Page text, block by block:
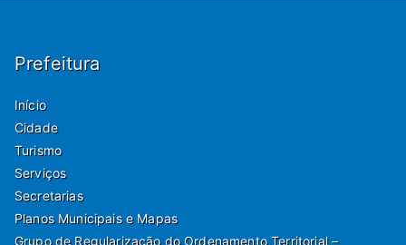
Prefeitura
Início
Cidade
Turismo
Serviços
Secretarias
Planos Municipais e Mapas
Grupo de Regularização do Ordenamento Territorial –